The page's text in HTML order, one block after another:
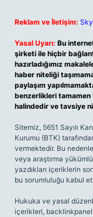
Reklam ve İletişim:
Yasal Uyarı: Bu
şirketi ile hiçbir
hazırladığımız
haber niteliği
paylaşım
benzerlikleri
halindedir ve tavsiye
Sitemiz, 5651 Sayılı
Kurumu (BTK)
vermektedir. Bu
veya araştırma
yazdıkları içeriklerin
bu sorumluluğu kabul
Hukuka ve yasal
içerikleri,